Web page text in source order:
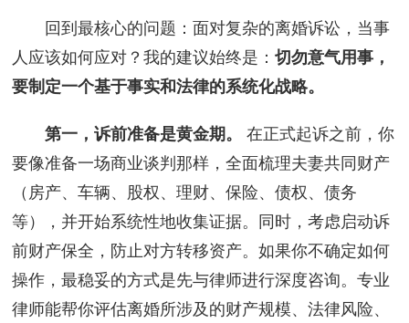
回到最核心的问题：面对复杂的离婚诉讼，当事
人应该如何应对？我的建议始终是：切勿意气用事，
要制定一个基于事实和法律的系统化战略。
第一，诉前准备是黄金期。
在正式起诉之前，你
要像准备一场商业谈判那样，全面梳理夫妻共同财产
（房产、车辆、股权、理财、保险、债权、债务
等），并开始系统性地收集证据。同时，考虑启动诉
前财产保全，防止对方转移资产。如果你不确定如何
操作，最稳妥的方式是先与律师进行深度咨询。专业
律师能帮你评估离婚所涉及的财产规模、法律风险、